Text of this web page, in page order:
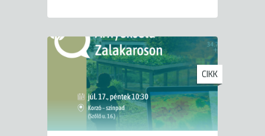
CIKK